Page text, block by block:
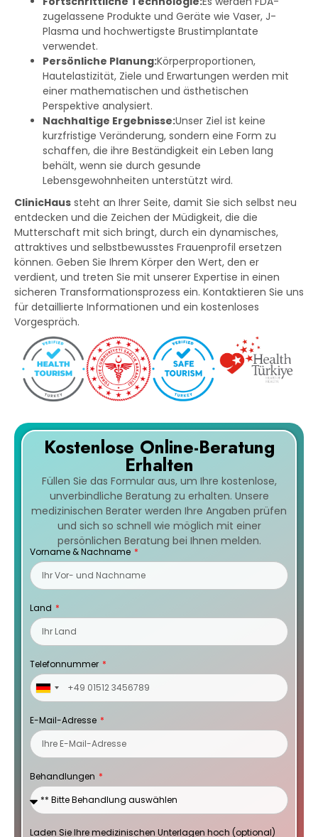
zugelassene Produkte und Geräte wie Vaser, J-
Plasma und hochwertigste Brustimplantate
verwendet.
Persönliche Planung:Körperproportionen,
Hautelastizität, Ziele und Erwartungen werden mit
einer mathematischen und ästhetischen
Perspektive analysiert.
Nachhaltige Ergebnisse:Unser Ziel ist keine
kurzfristige Veränderung, sondern eine Form zu
schaffen, die ihre Beständigkeit ein Leben lang
behält, wenn sie durch gesunde
Lebensgewohnheiten unterstützt wird.
ClinicHaus steht an Ihrer Seite, damit Sie sich selbst neu
entdecken und die Zeichen der Müdigkeit, die die
Mutterschaft mit sich bringt, durch ein dynamisches,
attraktives und selbstbewusstes Frauenprofil ersetzen
können. Geben Sie Ihrem Körper den Wert, den er
verdient, und treten Sie mit unserer Expertise in einen
sicheren Transformationsprozess ein. Kontaktieren Sie uns
für detaillierte Informationen und ein kostenloses
Vorgespräch.
Kostenlose Online-Beratung
Erhalten
Füllen Sie das Formular aus, um Ihre kostenlose,
unverbindliche Beratung zu erhalten. Unsere
medizinischen Berater werden Ihre Angaben prüfen
und sich so schnell wie möglich mit einer
persönlichen Beratung bei Ihnen melden.
Vorname & Nachname
Land
Telefonnummer
Germany
E-Mail-Adresse
Behandlungen
Laden Sie Ihre medizinischen Unterlagen hoch (optional)